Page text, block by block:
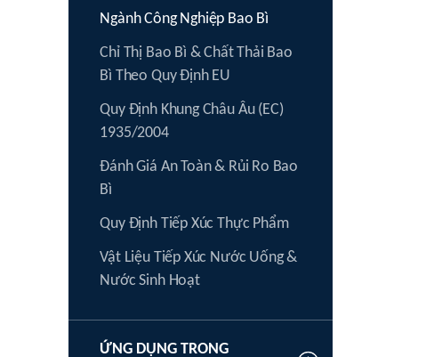
Ngành Công Nghiệp Bao Bì
Chỉ Thị Bao Bì & Chất Thải Bao
Bì Theo Quy Định EU
Quy Định Khung Châu Âu (EC)
1935/2004
Đánh Giá An Toàn & Rủi Ro Bao
Bì
Quy Định Tiếp Xúc Thực Phẩm
Vật Liệu Tiếp Xúc Nước Uống &
Nước Sinh Hoạt
ỨNG DỤNG TRONG